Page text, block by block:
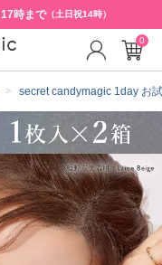
17時まで（土日祝14時）
secret candymagic 1day お
0